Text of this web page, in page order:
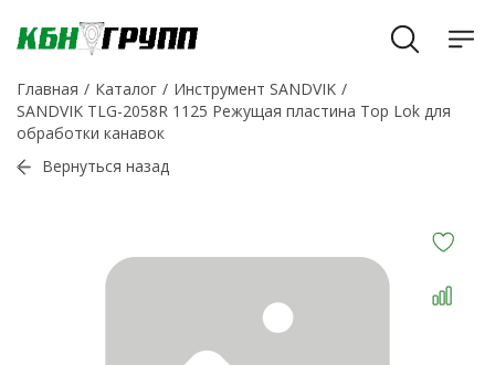
Главная Каталог
Инструмент SANDVIK
SANDVIK TLG-2058R 1125 Режущая пластина Top Lok для
обработки канавок
Вернуться назад